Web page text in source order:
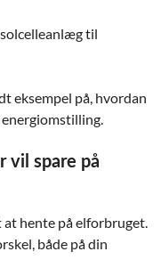
til
eksempel på, hvordan
vil spare på
hente på elforbruget.
både på din